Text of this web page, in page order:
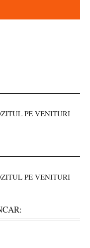
PE VENITURI
PE VENITURI